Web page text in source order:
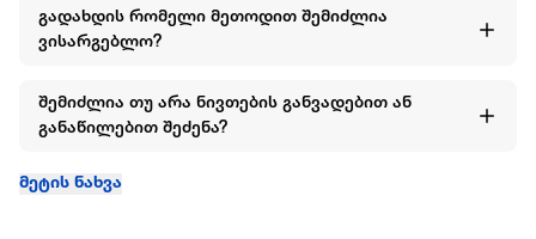
გადახდის რომელი მეთოდით შემიძლია
ვისარგებლო?
შემიძლია თუ არა ნივთების განვადებით ან
განაწილებით შეძენა?
მეტის ნახვა